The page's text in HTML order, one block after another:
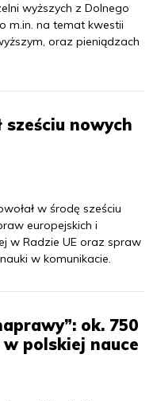
wyższych z Dolnego
m.in. na temat kwestii
oraz pieniądzach
sześciu nowych
w środę sześciu
europejskich i
w Radzie UE oraz spraw
w komunikacie.
ok. 750
polskiej nauce